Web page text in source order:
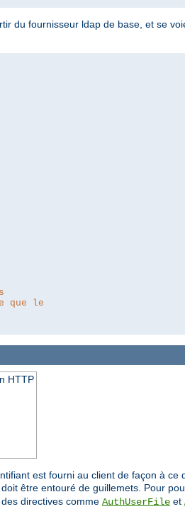
du fournisseur ldap de base, et se
que le
HTTP
est fourni au client de façon à ce
être entouré de guillemets. Pour
directives comme AuthUserFile et